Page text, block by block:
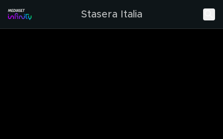
Stasera Italia